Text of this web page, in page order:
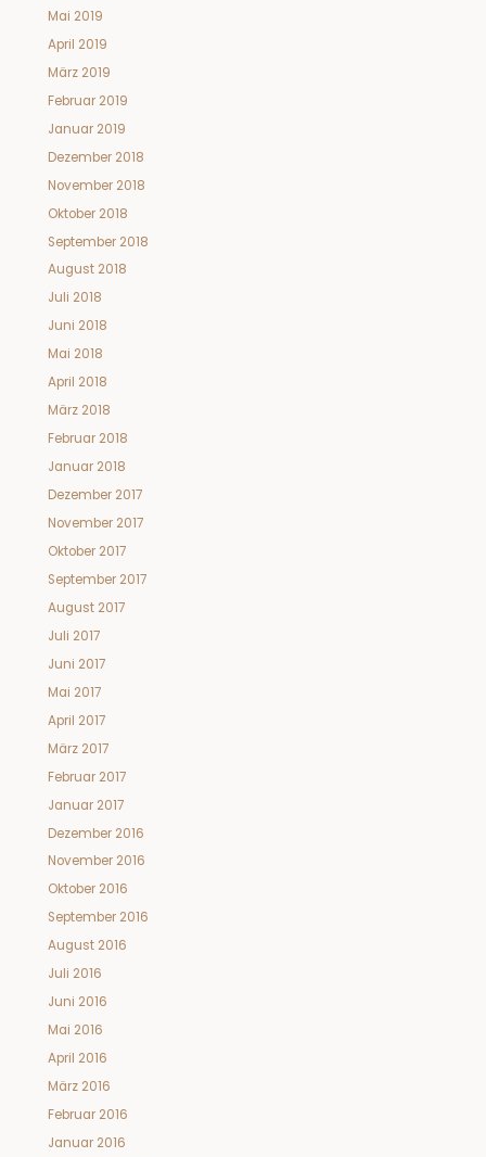
Mai 2019
April 2019
März 2019
Februar 2019
Januar 2019
Dezember 2018
November 2018
Oktober 2018
September 2018
August 2018
Juli 2018
Juni 2018
Mai 2018
April 2018
März 2018
Februar 2018
Januar 2018
Dezember 2017
November 2017
Oktober 2017
September 2017
August 2017
Juli 2017
Juni 2017
Mai 2017
April 2017
März 2017
Februar 2017
Januar 2017
Dezember 2016
November 2016
Oktober 2016
September 2016
August 2016
Juli 2016
Juni 2016
Mai 2016
April 2016
März 2016
Februar 2016
Januar 2016